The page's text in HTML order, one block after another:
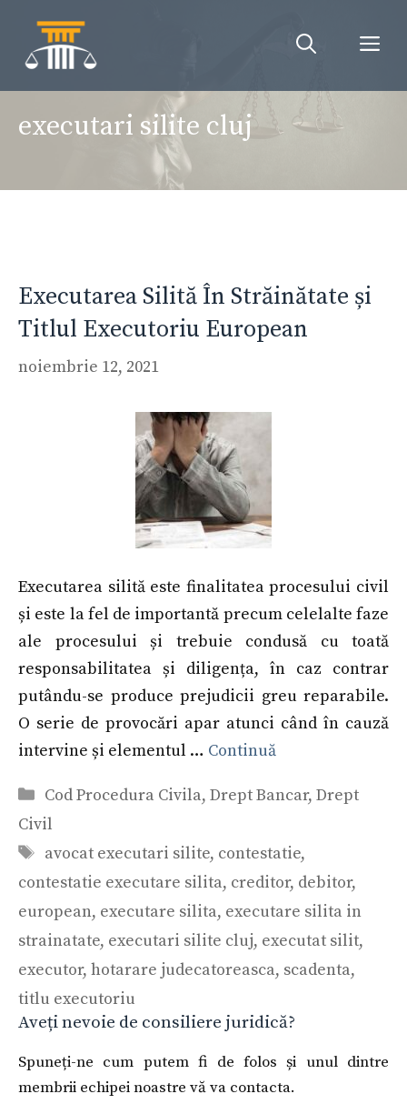
conținut
executari silite cluj
Executarea Silită În Străinătate și
Titlul Executoriu European
noiembrie 12, 2021
Executarea silită este finalitatea procesului civil
și este la fel de importantă precum celelalte faze
ale procesului și trebuie condusă cu toată
responsabilitatea și diligența, în caz contrar
putându-se produce prejudicii greu reparabile.
O serie de provocări apar atunci când în cauză
intervine și elementul … Continuă
Categorii
Cod Procedura Civila, Drept Bancar, Drept
Civil
Etichete
avocat executari silite, contestatie,
contestatie executare silita, creditor, debitor,
european, executare silita, executare silita in
strainatate, executari silite cluj, executat silit,
executor, hotarare judecatoreasca, scadenta,
titlu executoriu
Aveți nevoie de consiliere juridică?
Spuneți-ne cum putem fi de folos și unul dintre
membrii echipei noastre vă va contacta.